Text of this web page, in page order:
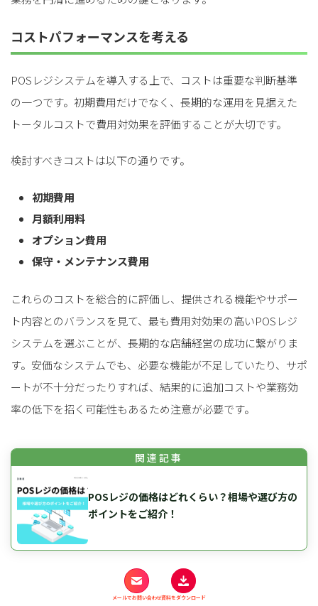
コストパフォーマンスを考える
POSレジシステムを導入する上で、コストは重要な判断基準
の一つです。初期費用だけでなく、長期的な運用を見据えた
トータルコストで費用対効果を評価することが大切です。
検討すべきコストは以下の通りです。
初期費用
月額利用料
オプション費用
保守・メンテナンス費用
これらのコストを総合的に評価し、提供される機能やサポー
ト内容とのバランスを見て、最も費用対効果の高いPOSレジ
システムを選ぶことが、長期的な店舗経営の成功に繋がりま
す。安価なシステムでも、必要な機能が不足していたり、サポ
ートが不十分だったりすれば、結果的に追加コストや業務効
率の低下を招く可能性もあるため注意が必要です。
POSレジの価格はどれくらい？相場や選び方の
ポイントをご紹介！
おすすめは、小売・リユース事業のDXを支
メールでお問い合わせ資料をダウンロード